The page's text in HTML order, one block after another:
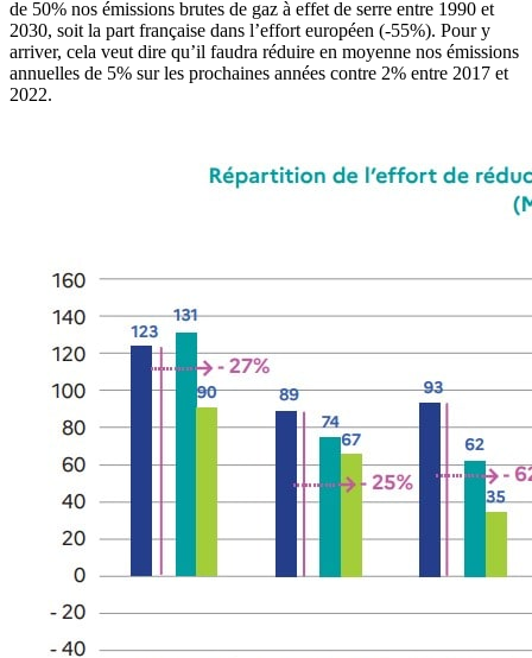
de 50% nos émissions brutes de gaz à effet de serre entre 1990 et
2030, soit la part française dans l’effort européen (-55%). Pour y
arriver, cela veut dire qu’il faudra réduire en moyenne nos émissions
annuelles de 5% sur les prochaines années contre 2% entre 2017 et
2022.